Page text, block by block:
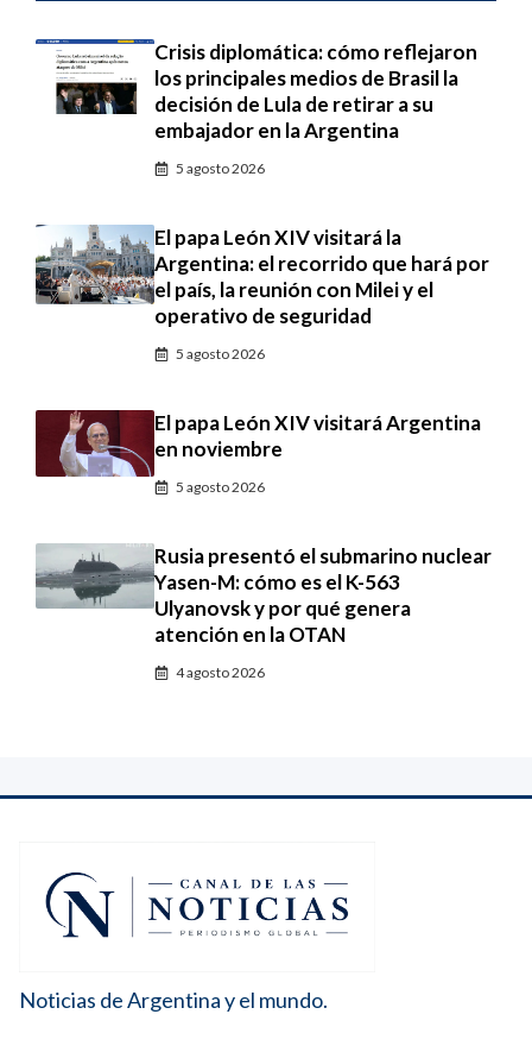
Crisis diplomática: cómo reflejaron
los principales medios de Brasil la
decisión de Lula de retirar a su
embajador en la Argentina
5 agosto 2026
El papa León XIV visitará la
Argentina: el recorrido que hará por
el país, la reunión con Milei y el
operativo de seguridad
5 agosto 2026
El papa León XIV visitará Argentina
en noviembre
5 agosto 2026
Rusia presentó el submarino nuclear
Yasen-M: cómo es el K-563
Ulyanovsk y por qué genera
atención en la OTAN
4 agosto 2026
Noticias de Argentina y el mundo.